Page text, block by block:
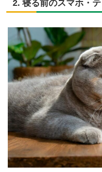
2. 寝る前のスマホ・